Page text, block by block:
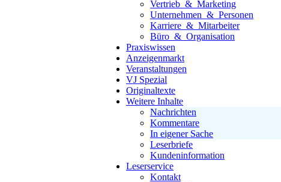
Vertrieb & Marketing
Unternehmen & Personen
Karriere & Mitarbeiter
Büro & Organisation
Praxiswissen
Anzeigenmarkt
Veranstaltungen
VJ Spezial
Originaltexte
Weitere Inhalte
Nachrichten
Kommentare
In eigener Sache
Leserbriefe
Kundeninformation
Leserservice
Kontakt